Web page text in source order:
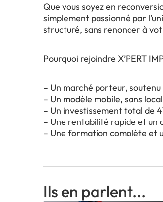
Que vous soyez en
simplement passionné par
structuré, sans renoncer à
Pourquoi rejoindre X’PERT
– Un marché porteur,
– Un modèle mobile, sans
– Un investissement total de
– Une rentabilité rapide et un
– Une formation complète et
Ils en parlent...